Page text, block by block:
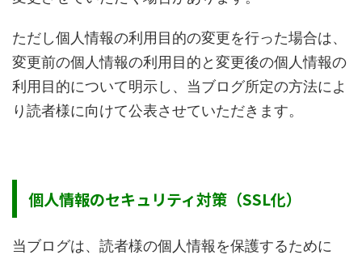
ただし個人情報の利用目的の変更を行った場合は、
変更前の個人情報の利用目的と変更後の個人情報の
利用目的について明示し、当ブログ所定の方法によ
り読者様に向けて公表させていただきます。
個人情報のセキュリティ対策（SSL化）
当ブログは、読者様の個人情報を保護するために